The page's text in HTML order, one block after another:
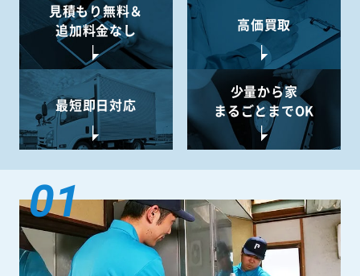
見積もり無料＆
追加料金なし
高価買取
最短即日対応
少量から家
まるごとまでOK